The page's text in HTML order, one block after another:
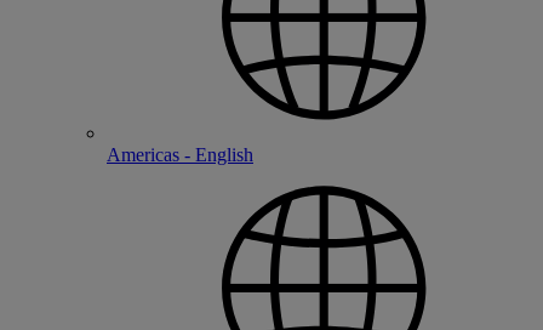
Americas - English